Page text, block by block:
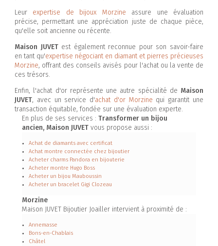
Leur expertise de bijoux Morzine assure une évaluation
précise, permettant une appréciation juste de chaque pièce,
qu'elle soit ancienne ou récente.
Maison JUVETest également reconnue pour son savoir-faire
en tant qu'expertise négociant en diamant et pierres précieuses
Morzine, offrant des conseils avisés pour l'achat ou la vente de
ces trésors.
Enfin, l'achat d'or représente une autre spécialité de Maison
JUVET, avec un service d'achat d'or Morzine qui garantit une
transaction équitable, fondée sur une évaluation experte.
En plus de ses services : Transformer un bijou
ancien, Maison JUVET vous propose aussi :
Achat de diamants avec certificat
Achat montre connectée chez bijoutier
Acheter charms Pandora en bijouterie
Acheter montre Hugo Boss
Acheter un bijou Mauboussin
Acheter un bracelet Gigi Clozeau
Morzine
Maison JUVET Bijoutier Joailler intervient à proximité de :
Annemasse
Bons-en-Chablais
Châtel